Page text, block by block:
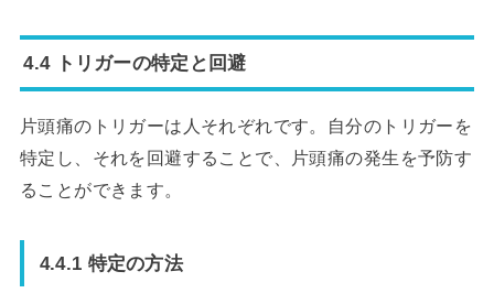
4.4 トリガーの特定と回避
片頭痛のトリガーは人それぞれです。自分のトリガーを
特定し、それを回避することで、片頭痛の発生を予防す
ることができます。
4.4.1 特定の方法